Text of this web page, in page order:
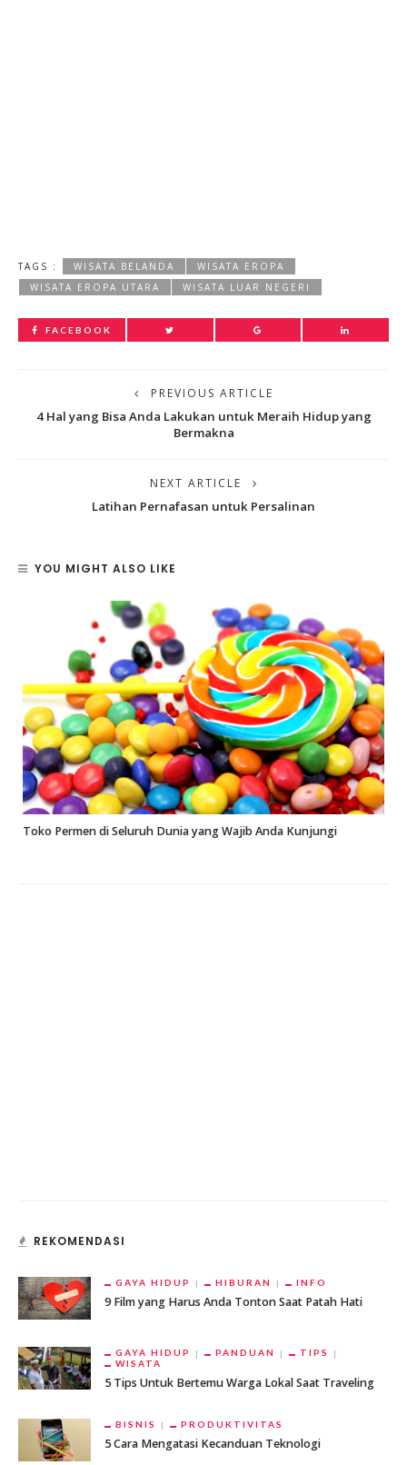
TAGS : WISATA BELANDA
WISATA EROPA
WISATA EROPA UTARA
WISATA LUAR NEGERI
FACEBOOK
PREVIOUS ARTICLE
4 Hal yang Bisa Anda Lakukan untuk Meraih Hidup yang
Bermakna
NEXT ARTICLE
Latihan Pernafasan untuk Persalinan
YOU MIGHT ALSO LIKE
Toko Permen di Seluruh Dunia yang Wajib Anda Kunjungi
REKOMENDASI
GAYA HIDUP HIBURAN INFO
9 Film yang Harus Anda Tonton Saat Patah Hati
GAYA HIDUP PANDUAN
TIPS
WISATA
5 Tips Untuk Bertemu Warga Lokal Saat Traveling
BISNIS PRODUKTIVITAS
5 Cara Mengatasi Kecanduan Teknologi